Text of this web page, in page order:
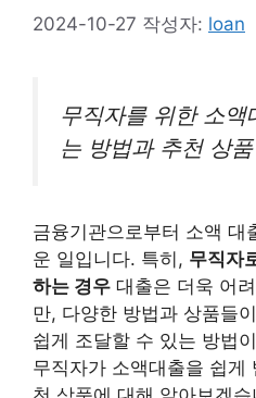
2024-10-27 작성자: loan
무직자를 위한 소
는 방법과 추천 상
금융기관으로부터 소액 대
운 일입니다. 특히, 무직자
하는 경우 대출은 더욱 어
만, 다양한 방법과 상품들
쉽게 조달할 수 있는 방법
무직자가 소액대출을 쉽게